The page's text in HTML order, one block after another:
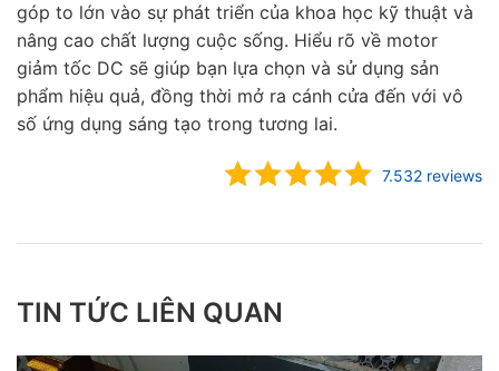
góp to lớn vào sự phát triển của khoa học kỹ thuật và
nâng cao chất lượng cuộc sống. Hiểu rõ về motor
giảm tốc DC sẽ giúp bạn lựa chọn và sử dụng sản
phẩm hiệu quả, đồng thời mở ra cánh cửa đến với vô
số ứng dụng sáng tạo trong tương lai.
7.532 reviews
TIN TỨC LIÊN QUAN